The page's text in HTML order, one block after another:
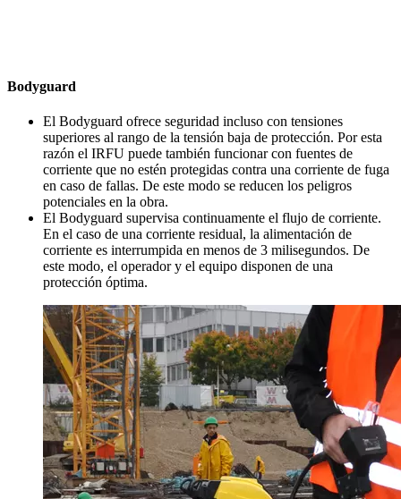
Bodyguard
El Bodyguard ofrece seguridad incluso con tensiones
superiores al rango de la tensión baja de protección. Por esta
razón el IRFU puede también funcionar con fuentes de
corriente que no estén protegidas contra una corriente de fuga
en caso de fallas. De este modo se reducen los peligros
potenciales en la obra.
El Bodyguard supervisa continuamente el flujo de corriente.
En el caso de una corriente residual, la alimentación de
corriente es interrumpida en menos de 3 milisegundos. De
este modo, el operador y el equipo disponen de una
protección óptima.